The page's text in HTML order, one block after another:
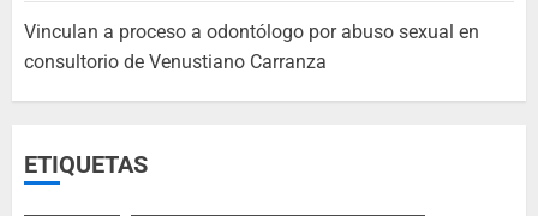
Vinculan a proceso a odontólogo por abuso sexual en
consultorio de Venustiano Carranza
ETIQUETAS